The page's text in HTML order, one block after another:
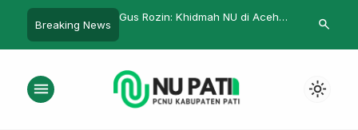
Breaking News
Batin Nahdliyin
Selapanan Ansor Trangkil, Irham
PCNU :
search
menu light_mode